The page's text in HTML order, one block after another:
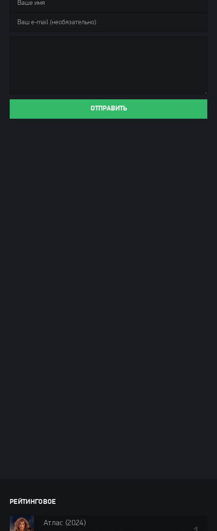
ОТПРАВИТЬ
РЕЙТИНГОВОЕ
Атлас (2024)